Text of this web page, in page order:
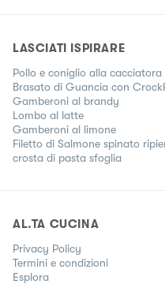
LASCIATI ISPIRARE
Pollo e coniglio alla cacciatora
Brasato di Guancia con
Gamberoni al brandy
Lombo al latte
Gamberoni al limone
Filetto di Salmone spinato
crosta di pasta sfoglia
AL.TA CUCINA
Privacy Policy
Termini e condizioni
Esplora